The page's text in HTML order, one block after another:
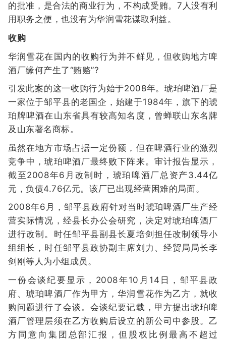
的批准，是合法的商业行为，不构成受贿。7人没有利
用职务之便，也没有为华润雪花谋取利益。
收购
华润雪花在国内的收购行为并不鲜见，但收购地方啤
酒厂缘何产生了“贿赂”?
引发此案的这一收购行为始于2008年。琥珀啤酒厂是
一家位于邹平县的老国企，始建于1984年，旗下的琥
珀牌啤酒在山东省具有较高知名度，曾蝉联山东名牌
及山东著名商标。
虽然在地方市场占据一定份额，但在啤酒行业的激烈
竞争中，琥珀啤酒厂最终败下阵来。审计报告显示，
截至2008年6月改制时，琥珀啤酒厂总资产3.44亿
元，负债4.76亿元。该厂已出现经营困难的局面。
2008年6月，邹平县政府针对当时琥珀啤酒厂生产经
营实际情况，经县长办公会研究，决定对琥珀啤酒厂
进行改制。时任邹平县副县长夏培剑担任改制领导小
组组长，时任邹平县政协副主席刘力、经贸局局长李
剑刚等人为小组成员。
一份会谈纪要显示，2008年10月14日，邹平县政
府、琥珀啤酒厂作为甲方，华润雪花作为乙方，就收
购问题进行了会谈。会谈纪要记载，甲方提出琥珀啤
酒厂管理层须在乙方收购后设立的新公司中参股。乙
方同意向集团总部汇报，但股权比例最高不超过